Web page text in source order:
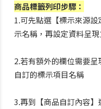
商品標籤列印步驟：
1.可先點選【標示來源
示名稱，再設定資料呈
2.若有額外的欄位需要
自訂的標示項目名稱
3.再到【商品自訂內容